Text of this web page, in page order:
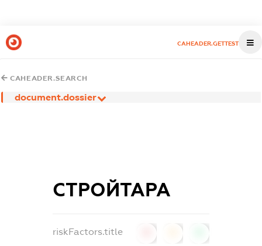
CAHEADER.GETTEST
CAHEADER.SEARCH
document.dossier
СТРОЙТАРА
riskFactors.title